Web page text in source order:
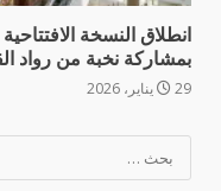
انطلاق النسخة
بمشاركة نخبة من رواد
29 يناير، 2026
عن: